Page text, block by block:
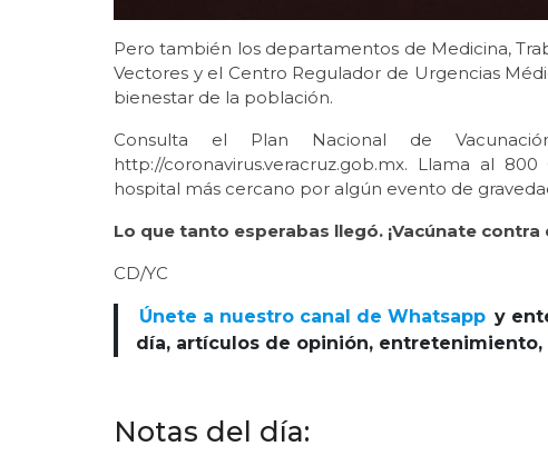
Pero también los departamentos de Medicina,
Vectores y el Centro Regulador de Urgencias
bienestar de la población.
Consulta el Plan Nacional de
http://coronavirus.veracruz.gob.mx. Llama al
hospital más cercano por algún evento de
Lo que tanto esperabas llegó. ¡Vacúnate contra
CD/YC
Únete a nuestro canal de Whatsapp y
día, artículos de opinión, entretenimiento,
Notas del día: